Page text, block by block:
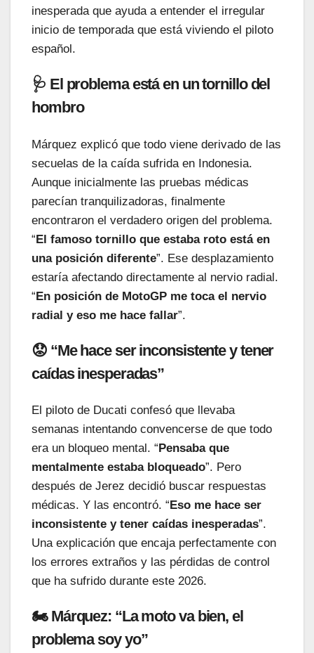
inesperada que ayuda a entender el irregular
inicio de temporada que está viviendo el piloto
español.
🩺 El problema está en un tornillo del
hombro
Márquez explicó que todo viene derivado de las
secuelas de la caída sufrida en Indonesia.
Aunque inicialmente las pruebas médicas
parecían tranquilizadoras, finalmente
encontraron el verdadero origen del problema.
“El famoso tornillo que estaba roto está en
una posición diferente”. Ese desplazamiento
estaría afectando directamente al nervio radial.
“En posición de MotoGP me toca el nervio
radial y eso me hace fallar”.
😟 “Me hace ser inconsistente y tener
caídas inesperadas”
El piloto de Ducati confesó que llevaba
semanas intentando convencerse de que todo
era un bloqueo mental. “Pensaba que
mentalmente estaba bloqueado”. Pero
después de Jerez decidió buscar respuestas
médicas. Y las encontró. “Eso me hace ser
inconsistente y tener caídas inesperadas”.
Una explicación que encaja perfectamente con
los errores extraños y las pérdidas de control
que ha sufrido durante este 2026.
🏍️ Márquez: “La moto va bien, el
problema soy yo”